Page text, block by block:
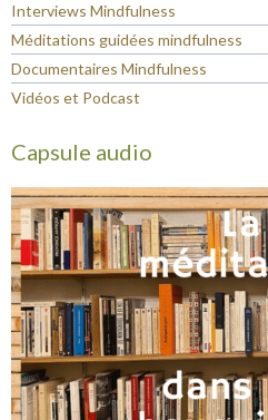
Interviews Mindfulness
Méditations guidées mindfulness
Documentaires Mindfulness
Vidéos et Podcast
Capsule audio